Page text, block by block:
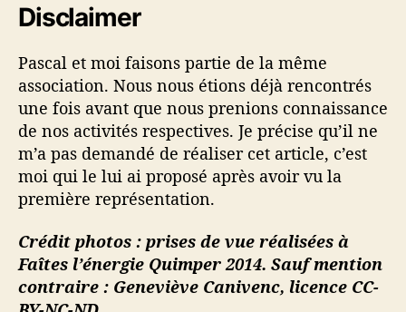
Disclaimer
Pascal et moi faisons partie de la même
association. Nous nous étions déjà rencontrés
une fois avant que nous prenions connaissance
de nos activités respectives. Je précise qu’il ne
m’a pas demandé de réaliser cet article, c’est
moi qui le lui ai proposé après avoir vu la
première représentation.
Crédit photos : prises de vue réalisées à
Faîtes l’énergie Quimper 2014. Sauf mention
contraire : Geneviève Canivenc, licence CC-